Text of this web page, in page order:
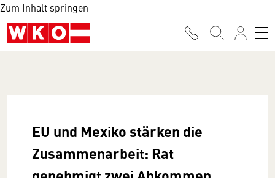
Zum Inhalt springen
EU und Mexiko stärken die
Zusammenarbeit: Rat